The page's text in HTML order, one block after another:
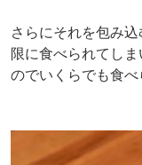
さらにそれを包み
限に食べられてし
のでいくらでも食べ